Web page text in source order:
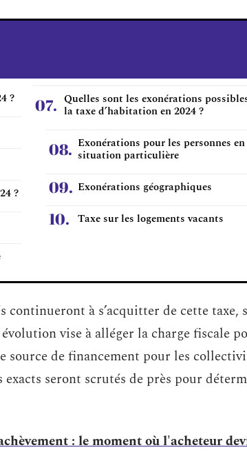
?
?
Quelles sont les exonérations
la taxe d’habitation en 2024 ?
Exonérations pour les personnes en
situation particulière
Exonérations géographiques
Taxe sur les logements vacants
continueront à s’acquitter de cette taxe,
vise à alléger la charge fiscale
source de financement pour les
seront scrutés de près pour
: le moment où l'acheteur